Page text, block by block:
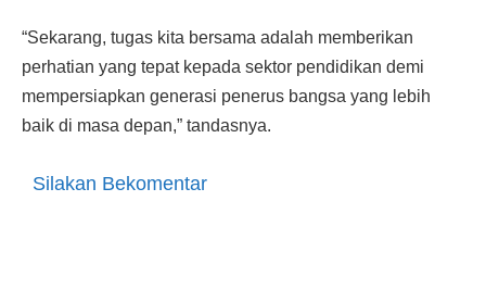
“Sekarang, tugas kita bersama adalah memberikan
perhatian yang tepat kepada sektor pendidikan demi
mempersiapkan generasi penerus bangsa yang lebih
baik di masa depan,” tandasnya.
Silakan Bekomentar